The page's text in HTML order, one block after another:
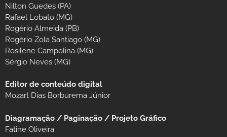
Nilton Guedes (PA)
Rafael Lobato (MG)
Rogério Almeida (PB)
Rogério Zola Santiago (MG)
Rosilene Campolina (MG)
Sérgio Neves (MG)
Editor de conteúdo digital
Mozart Dias Borburema Júnior
Diagramação / Paginação / Projeto Gráfico
Fatine Oliveira